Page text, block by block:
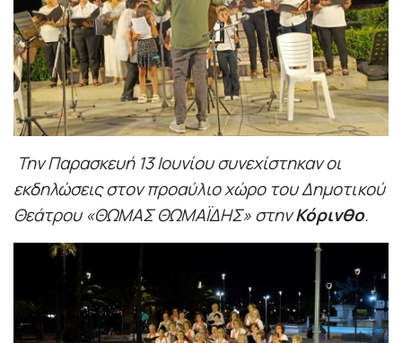
Την Παρασκευή 13 Ιουνίου συνεχίστηκαν οι
εκδηλώσεις στον προαύλιο χώρο του Δημοτικού
Θεάτρου «ΘΩΜΑΣ ΘΩΜΑΪΔΗΣ» στηνΚόρινθο.